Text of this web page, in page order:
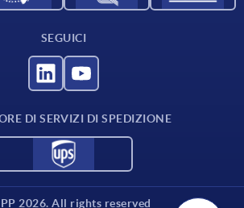
SEGUICI
DI SERVIZI DI SPEDIZIONE
2026. All rights reserved